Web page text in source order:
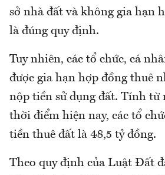
sở nhà đất và không gia hạn
là đúng quy định.
Tuy nhiên, các tổ chức, cá
được gia hạn hợp đồng thuê
nộp tiền sử dụng đất. Tính từ
thời điểm hiện nay, các tổ
tiền thuê đất là 48,5 tỷ đồng.
Theo quy định của Luật Đất